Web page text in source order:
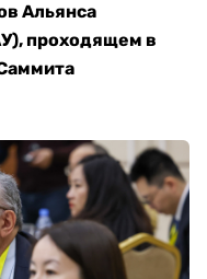
Альянса
проходящем в